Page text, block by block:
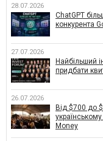
28.07.2026
ChatGPT
конкурента
27.07.2026
Найбільший
придбати
26.07.2026
Від $700 до
Money